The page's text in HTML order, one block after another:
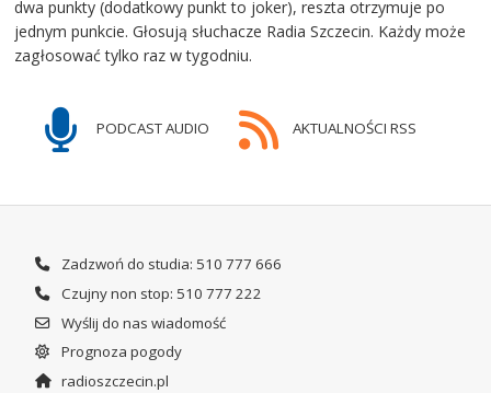
dwa punkty (dodatkowy punkt to joker), reszta otrzymuje po
jednym punkcie. Głosują słuchacze Radia Szczecin. Każdy może
zagłosować tylko raz w tygodniu.
PODCAST AUDIO AKTUALNOŚCI RSS
Zadzwoń do studia: 510 777 666
Czujny non stop: 510 777 222
Wyślij do nas wiadomość
Prognoza pogody
radioszczecin.pl